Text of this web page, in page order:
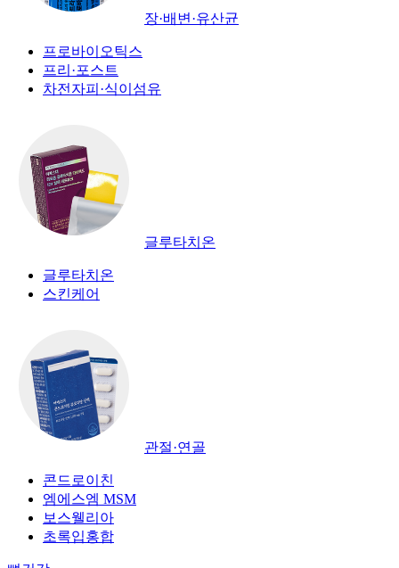
장·배변·유산균
프로바이오틱스
프리·포스트
차전자피·식이섬유
글루타치온
글루타치온
스킨케어
관절·연골
콘드로이친
엠에스엠 MSM
보스웰리아
초록입홍합